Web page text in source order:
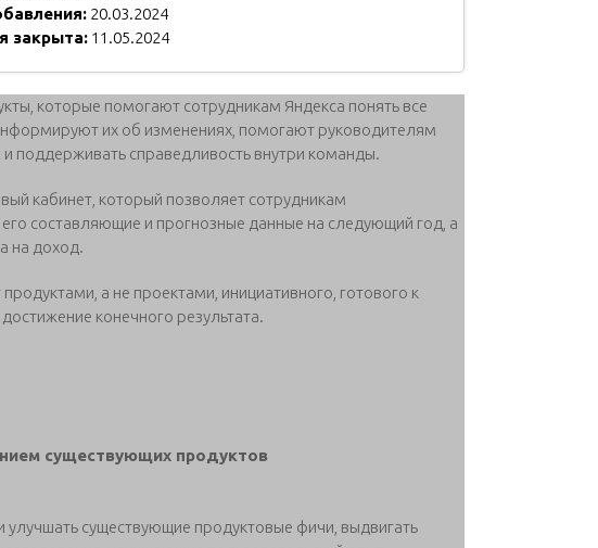
20.03.2024
закрыта: 11.05.2024
которые помогают сотрудникам Яндекса понять все
их об изменениях, помогают руководителям
поддерживать справедливость внутри команды.
кабинет, который позволяет сотрудникам
составляющие и прогнозные данные на следующий год, а
на доход.
а не проектами, инициативного, готового к
конечного результата.
существующих продуктов
существующие продуктовые фичи, выдвигать